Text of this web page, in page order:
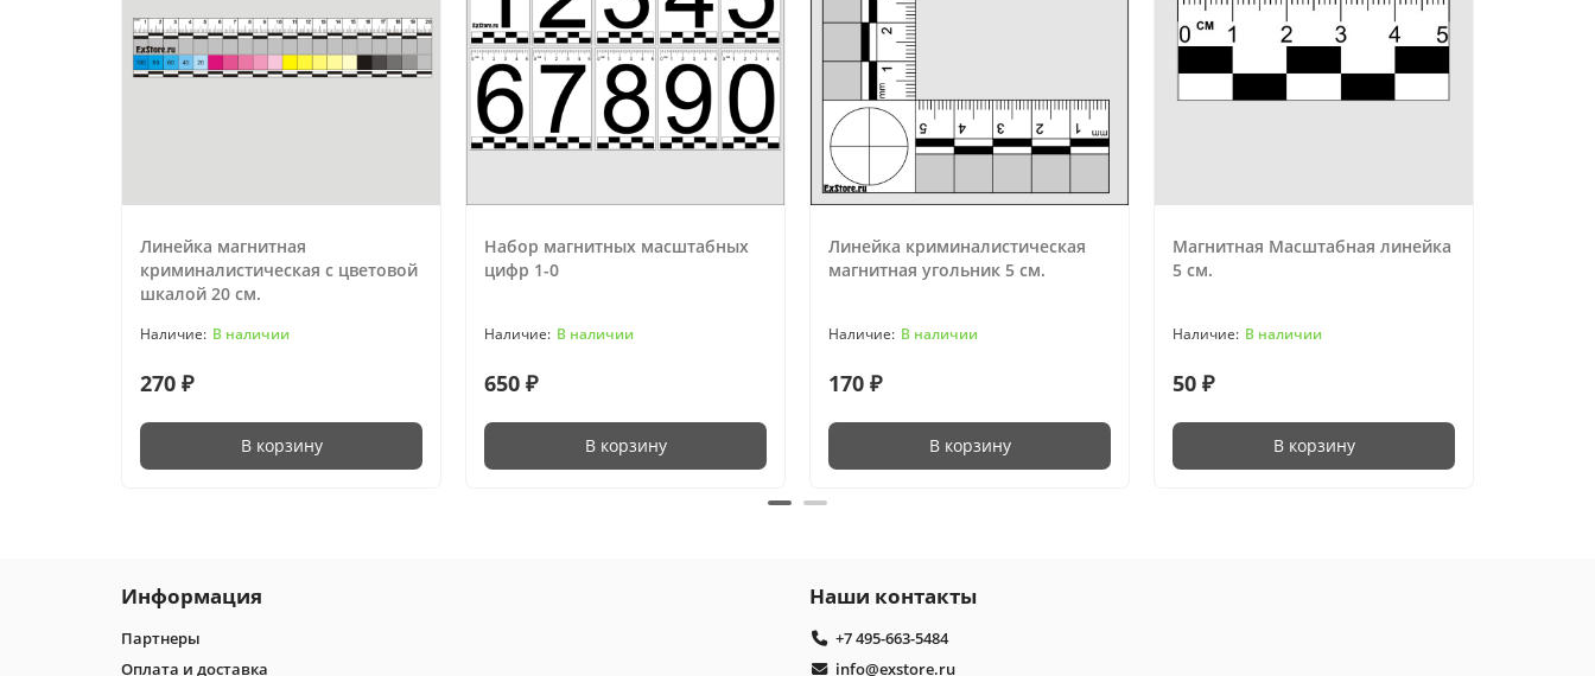
Линейка магнитная
криминалистическая с цветовой
шкалой 20 см.
В наличии
270 ₽
В корзину
Набор магнитных масштабных
цифр 1-0
В наличии
650 ₽
В корзину
Линейка криминалистическая
магнитная угольник 5 см.
В наличии
170 ₽
В корзину
Магнитная Масштабная линейка
5 см.
В наличии
50 ₽
В корзину
Информация
Партнеры
Оплата и доставка
Наши контакты
+7 495-663-5484
info@exstore.ru